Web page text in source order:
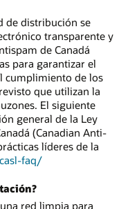
de distribución se
transparente y
de Canadá
para garantizar el
cumplimiento de los
que utilizan la
El siguiente
general de la Ley
(Canadian Anti-
líderes de la
faq/
red limpia para